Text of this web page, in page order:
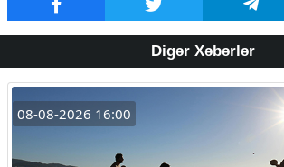
Digər Xəbərlər
08-08-2026 16:00